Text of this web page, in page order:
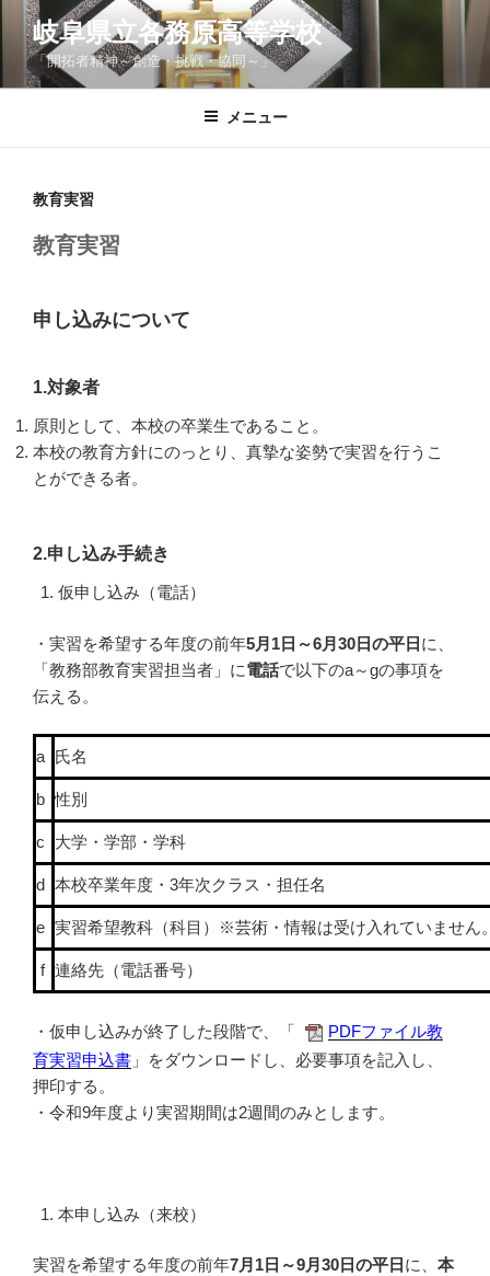
ン
岐阜県立各務原高等学校
「開拓者精神～創造・挑戦・協同～」
メニュー
教育実習
教育実習
申し込みについて
1.対象者
原則として、本校の卒業生であること。
本校の教育方針にのっとり、真摯な姿勢で実習を行うこ
とができる者。
2.申し込み手続き
仮申し込み（電話）
・実習を希望する年度の前年5月1日～6月30日の平日 に、
「教務部教育実習担当者」に電話で以下のa～gの事項を
伝える。
a 氏名
b 性別
c 大学・学部・学科
d 本校卒業年度・3年次クラス・担任名
e 実習希望教科（科目）※芸術・情報は受け入れていません
f 連絡先（電話番号）
・仮申し込みが終了した段階で、「
PDFファイル教
育実習申込書 」をダウンロードし、必要事項を記入し、
押印する。
・令和9年度より実習期間は2週間のみとします。
本申し込み（来校）
実習を希望する年度の前年7月1日～9月30日の平日 に、 本